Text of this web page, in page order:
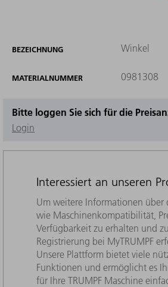
BEZEICHNUNG Winkel
MATERIALNUMMER 0981308
Bitte loggen Sie sich für die
Login
Interessiert an unseren
Um weitere Informationen über
wie Maschinenkompatibilität,
Verfügbarkeit zu erhalten und
Registrierung bei MyTRUMPF
Unsere Plattform bietet viele
Funktionen und ermöglicht es
für Ihre TRUMPF Maschine